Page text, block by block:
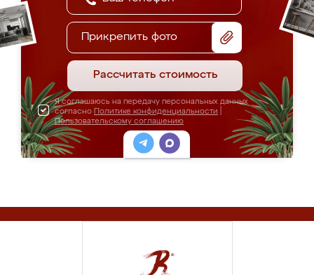
Прикрепить фото
Рассчитать стоимость
Я соглашаюсь на передачу персональных данных
согласно Политике конфиденциальности
Пользовательскому соглашению